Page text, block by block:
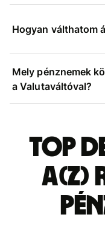
Hogyan válthatom
Mely pénznemek
a Valutaváltóval?
Top
a(z)